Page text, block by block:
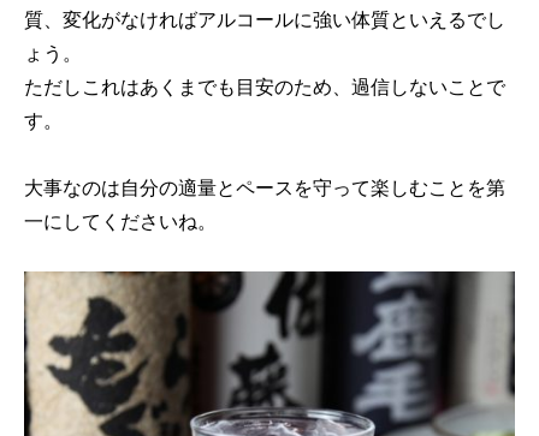
質、変化がなければアルコールに強い体質といえるでし
ょう。
ただしこれはあくまでも目安のため、過信しないことで
す。
大事なのは自分の適量とペースを守って楽しむことを第
一にしてくださいね。